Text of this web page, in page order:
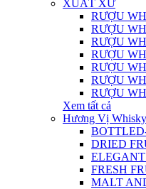
XUẤT XỨ
RƯỢU
RƯỢU
RƯỢU
RƯỢU
RƯỢU
RƯỢU
RƯỢU
Xem tất cả
Hương Vị Whisky
DRIED
FRESH
MALT